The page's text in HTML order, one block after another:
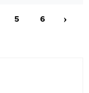
5 6 ›